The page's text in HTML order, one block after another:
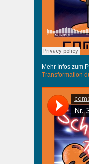
Mehr Infos zum
Transformation